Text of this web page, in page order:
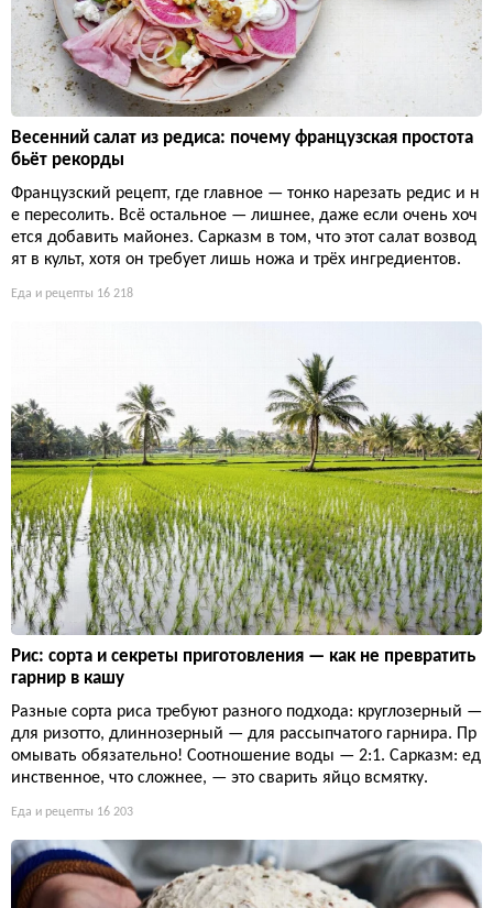
Весенний салат из редиса: почему французская простота
бьёт рекорды
Французский рецепт, где главное — тонко нарезать редис и н
е пересолить. Всё остальное — лишнее, даже если очень хоч
ется добавить майонез. Сарказм в том, что этот салат возвод
ят в культ, хотя он требует лишь ножа и трёх ингредиентов.
Еда и рецепты 16 218
Рис: сорта и секреты приготовления — как не превратить
гарнир в кашу
Разные сорта риса требуют разного подхода: круглозерный —
для ризотто, длиннозерный — для рассыпчатого гарнира. Пр
омывать обязательно! Соотношение воды — 2:1. Сарказм: ед
инственное, что сложнее, — это сварить яйцо всмятку.
Еда и рецепты 16 203